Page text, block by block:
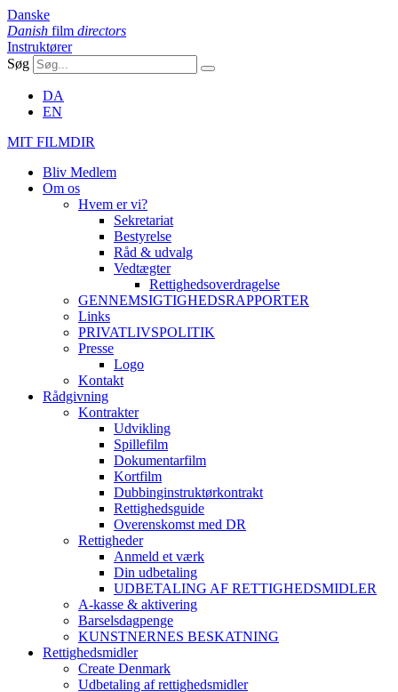
Danske
Danish film directors
Instruktører
Søg
DA
EN
MIT FILMDIR
Bliv Medlem
Om os
Hvem er vi?
Sekretariat
Bestyrelse
Råd & udvalg
Vedtægter
Rettighedsoverdragelse
GENNEMSIGTIGHEDSRAPPORTER
Links
PRIVATLIVSPOLITIK
Presse
Logo
Kontakt
Rådgivning
Kontrakter
Udvikling
Spillefilm
Dokumentarfilm
Kortfilm
Dubbinginstruktørkontrakt
Rettighedsguide
Overenskomst med DR
Rettigheder
Anmeld et værk
Din udbetaling
UDBETALING AF RETTIGHEDSMIDLER
A-kasse & aktivering
Barselsdagpenge
KUNSTNERNES BESKATNING
Rettighedsmidler
Create Denmark
Udbetaling af rettighedsmidler